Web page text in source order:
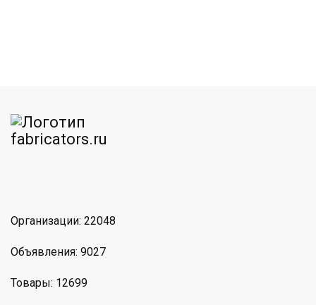
Организации: 22048
Объявления: 9027
Товары: 12699